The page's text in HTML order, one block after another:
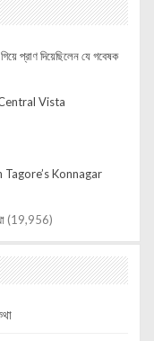
প্রাণ দিয়েছিলেন যে গবেষক
Vista
Konnagar
(19,956)